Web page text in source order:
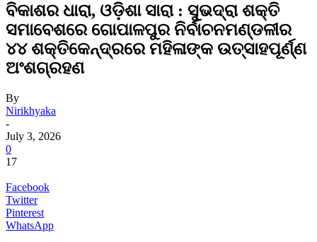
ବିକାଶର ଧାରା, ଓଡ଼ିଶା ସାରା : ସୁଭଦ୍ରା ଶକ୍ତି
ସମାବେଶରେ ଗୋପାଳପୁର ନିର୍ବାଚନମଣ୍ଡଳୀର
୪୪ ଶକ୍ତିକେନ୍ଦ୍ରରେ ମହିଳାଙ୍କ ଉତ୍ସାହପୂର୍ଣ୍ଣ
ଅଂଶଗ୍ରହଣ
By
Nirikhyaka
-
July 3, 2026
0
17
Facebook
Twitter
Pinterest
WhatsApp